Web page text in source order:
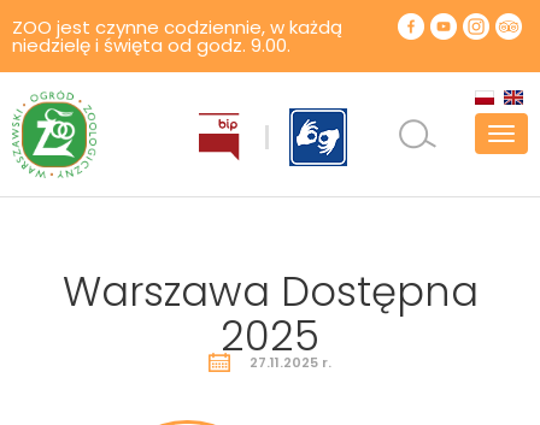
ZOO jest czynne codziennie, w każdą
niedzielę i święta od godz. 9.00.
Warszawa Dostępna
2025
27.11.2025 r.